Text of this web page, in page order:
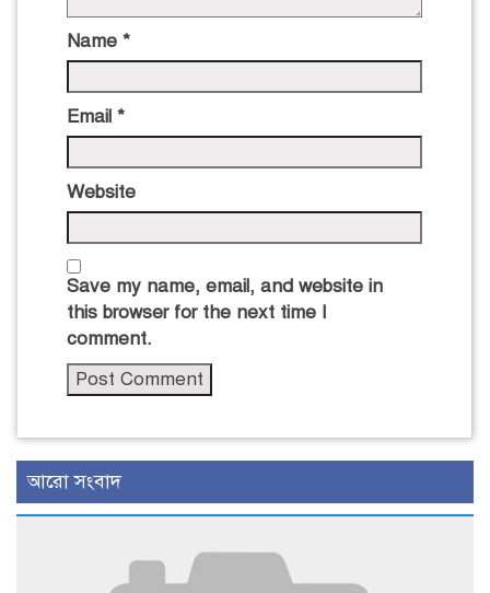
Name *
Email *
Website
Save my name, email, and website in
this browser for the next time I
comment.
আরো সংবাদ